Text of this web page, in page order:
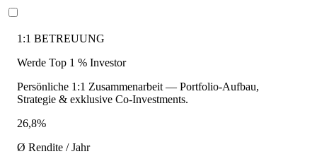
1:1 BETREUUNG
Werde Top 1 % Investor
Persönliche 1:1 Zusammenarbeit — Portfolio-Aufbau,
Strategie & exklusive Co-Investments.
26,8%
Ø Rendite / Jahr